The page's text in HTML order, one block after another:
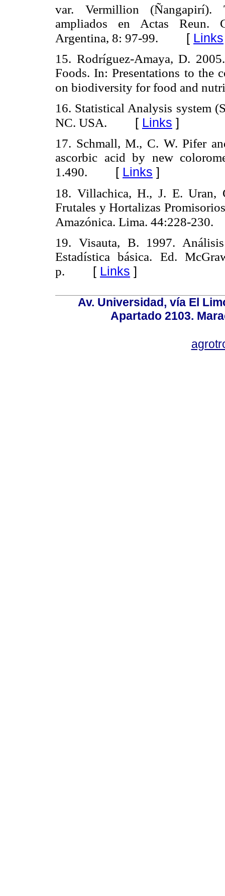
var. Vermillion (Ñangapirí).
ampliados en Actas Reun.
Argentina, 8: 97-99. [ Links
15. Rodríguez-Amaya, D.
Foods. In: Presentations to the
on biodiversity for food and
16. Statistical Analysis system
NC. USA. [ Links ]
17. Schmall, M., C. W. Pifer
ascorbic acid by new
1.490. [ Links ]
18. Villachica, H., J. E. Uran,
Frutales y Hortalizas
Amazónica. Lima. 44:228-230.
19. Visauta, B. 1997.
Estadística básica. Ed.
p. [ Links ]
Av. Universidad, vía El
Apartado 2103.